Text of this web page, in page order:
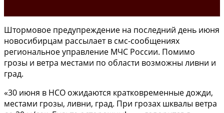
Штормовое предупреждение на последний день июня
новосибирцам рассылает в смс-сообщениях
региональное управление МЧС России. Помимо
грозы и ветра местами по области возможны ливни и
град.
«30 июня в НСО ожидаются кратковременные дожди,
местами грозы, ливни, град. При грозах шквалы ветра